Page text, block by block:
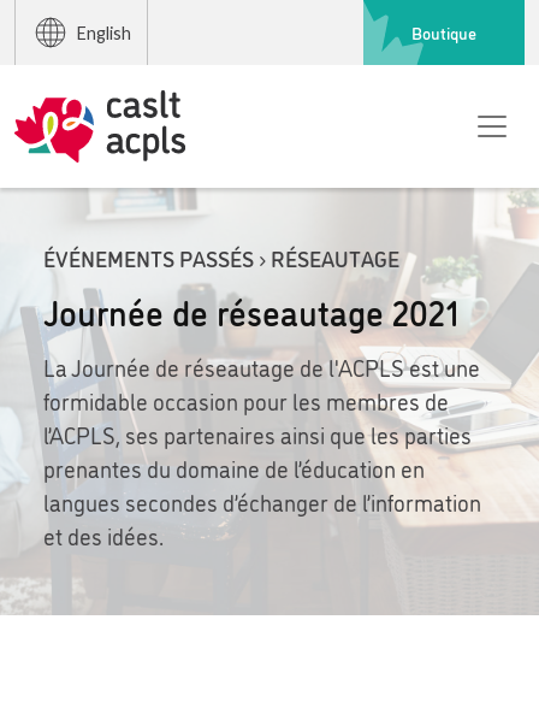
English Boutique
ÉVÉNEMENTS PASSÉS › RÉSEAUTAGE
Journée de réseautage 2021
La Journée de réseautage de l'ACPLS est une
formidable occasion pour les membres de
l’ACPLS, ses partenaires ainsi que les parties
prenantes du domaine de l’éducation en
langues secondes d’échanger de l’information
et des idées.